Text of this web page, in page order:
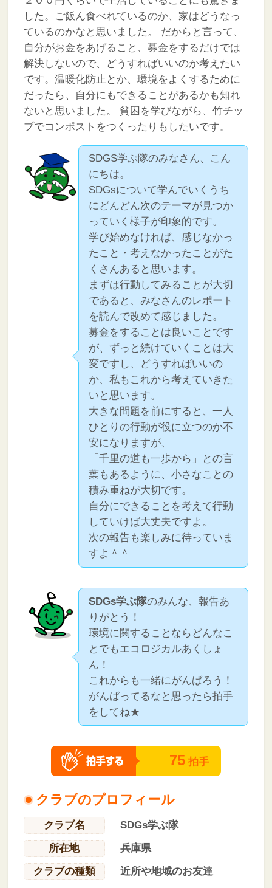
した。ご飯ん食べれているのか、家はどうなっ
ているのかなと思いました。
だからと言って、
自分がお金をあげること、募金をするだけでは
解決しないので、どうすればいいのか考えたい
です。温暖化防止とか、環境をよくするために
だったら、自分にもできることがあるかも知れ
ないと思いました。
貧困を学びながら、竹チッ
プでコンポストをつくったりもしたいです。
SDGS学ぶ隊のみなさん、こん
にちは。
SDGsについて学んでいくうち
にどんどん次のテーマが見つか
っていく様子が印象的です。
学び始めなければ、感じなかっ
たこと・考えなかったことがた
くさんあると思います。
まずは行動してみることが大切
であると、みなさんのレポート
を読んで改めて感じました。
募金をすることは良いことです
が、ずっと続けていくことは大
変ですし、どうすればいいの
か、私もこれから考えていきた
いと思います。
大きな問題を前にすると、一人
ひとりの行動が役に立つのか不
安になりますが、
「千里の道も一歩から」との言
葉もあるように、小さなことの
積み重ねが大切です。
自分にできることを考えて行動
していけば大丈夫ですよ。
次の報告も楽しみに待っていま
すよ＾＾
SDGs学ぶ隊のみんな、報告あ
りがとう！
環境に関することならどんなこ
とでもエコロジカルあくしょ
ん！
これからも一緒にがんばろう！
がんばってるなと思ったら拍手
をしてね★
75 拍手
クラブのプロフィール
クラブ名
SDGs学ぶ隊
所在地
兵庫県
クラブの種類
近所や地域のお友達